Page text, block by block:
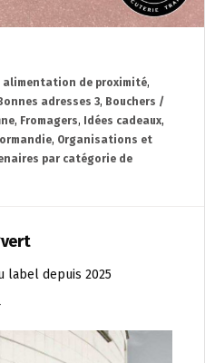
alimentation de proximité,
Bonnes adresses 3, Bouchers /
, Fromagers, Idées cadeaux,
, Organisations et
par catégorie de
label depuis 2025